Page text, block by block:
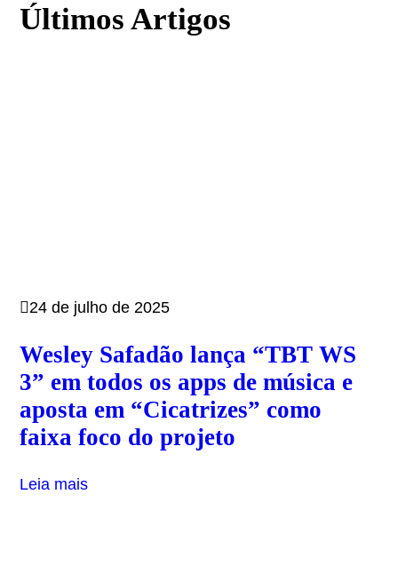
Últimos Artigos
24 de julho de 2025
Wesley Safadão lança “TBT WS
3” em todos os apps de música e
aposta em “Cicatrizes” como
faixa foco do projeto
Leia mais